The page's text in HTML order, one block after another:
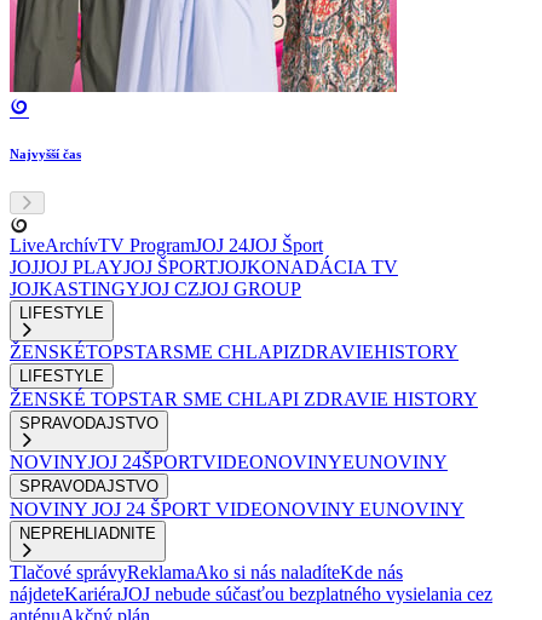
Najvyšší čas
LiveArchívTV ProgramJOJ 24JOJ Šport
JOJJOJ PLAYJOJ ŠPORTJOJKONADÁCIA TV
JOJKASTINGYJOJ CZJOJ GROUP
LIFESTYLE
ŽENSKÉTOPSTARSME CHLAPIZDRAVIEHISTORY
LIFESTYLE
ŽENSKÉ TOPSTAR SME CHLAPI ZDRAVIE HISTORY
SPRAVODAJSTVO
NOVINYJOJ 24ŠPORTVIDEONOVINYEUNOVINY
SPRAVODAJSTVO
NOVINY JOJ 24 ŠPORT VIDEONOVINY EUNOVINY
NEPREHLIADNITE
Tlačové správyReklamaAko si nás naladíteKde nás
nájdeteKariéraJOJ nebude súčasťou bezplatného vysielania cez
anténuAkčný plán